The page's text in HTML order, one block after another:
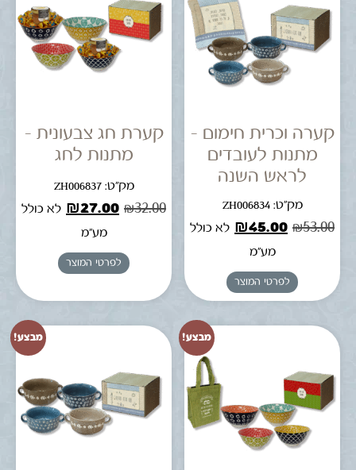
קערה וכרית חימום –
מתנות לעובדים
לראש השנה
מק"ט: ZH006834
₪53.00
₪45.00
לא כולל
מע"מ
לפרטי המוצר
קערת חג צבעונית –
מתנות לחג
מק"ט: ZH006837
₪32.00
₪27.00
לא כולל
מע"מ
לפרטי המוצר
מבצע! מבצע!